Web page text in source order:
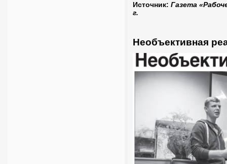
Источник: Газета
г.
Необъективная